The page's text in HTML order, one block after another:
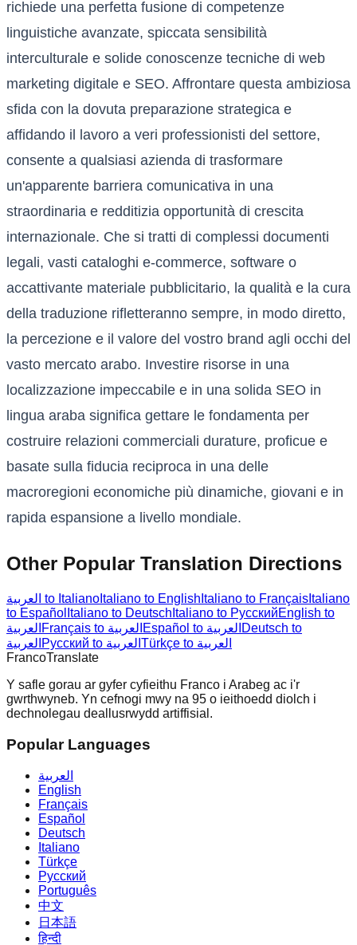
richiede una perfetta fusione di competenze
linguistiche avanzate, spiccata sensibilità
interculturale e solide conoscenze tecniche di web
marketing digitale e SEO. Affrontare questa ambiziosa
sfida con la dovuta preparazione strategica e
affidando il lavoro a veri professionisti del settore,
consente a qualsiasi azienda di trasformare
un'apparente barriera comunicativa in una
straordinaria e redditizia opportunità di crescita
internazionale. Che si tratti di complessi documenti
legali, vasti cataloghi e-commerce, software o
accattivante materiale pubblicitario, la qualità e la cura
della traduzione rifletteranno sempre, in modo diretto,
la percezione e il valore del vostro brand agli occhi del
vasto mercato arabo. Investire risorse in una
localizzazione impeccabile e in una solida SEO in
lingua araba significa gettare le fondamenta per
costruire relazioni commerciali durature, proficue e
basate sulla fiducia reciproca in una delle
macroregioni economiche più dinamiche, giovani e in
rapida espansione a livello mondiale.
Other Popular Translation Directions
العربية to Italiano Italiano to English Italiano to Français Italiano
to Español Italiano to Deutsch Italiano to РусскийEnglish to
العربية
Français to العربية Español to العربية Deutsch to
العربية
Русский to العربية
Türkçe to العربية
FrancoTranslate
Y safle gorau ar gyfer cyfieithu Franco i Arabeg ac i'r
gwrthwyneb. Yn cefnogi mwy na 95 o ieithoedd diolch i
dechnolegau deallusrwydd artiffisial.
Popular Languages
العربية
English
Français
Español
Deutsch
Italiano
Türkçe
Русский
Português
中文
日本語
हिन्दी